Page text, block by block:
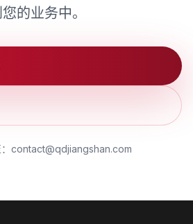
的业务中。
：contact@qdjiangshan.com